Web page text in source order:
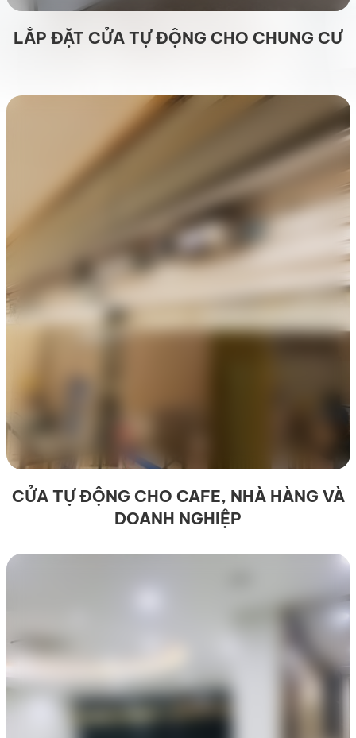
LẮP ĐẶT CỬA TỰ ĐỘNG CHO CHUNG CƯ
CỬA TỰ ĐỘNG CHO CAFE, NHÀ HÀNG VÀ
DOANH NGHIỆP